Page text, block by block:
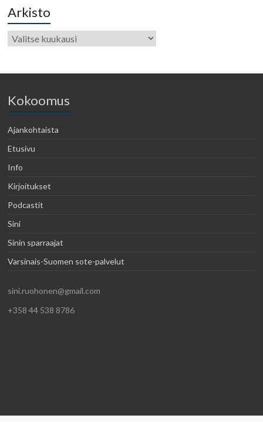
Arkisto
Kokoomus
Ajankohtaista
Etusivu
Info
Kirjoitukset
Podcastit
Sini
Sinin sparraajat
Varsinais-Suomen sote-palvelut
sini.ruohonen@gmail.com
+358 44 538 8786